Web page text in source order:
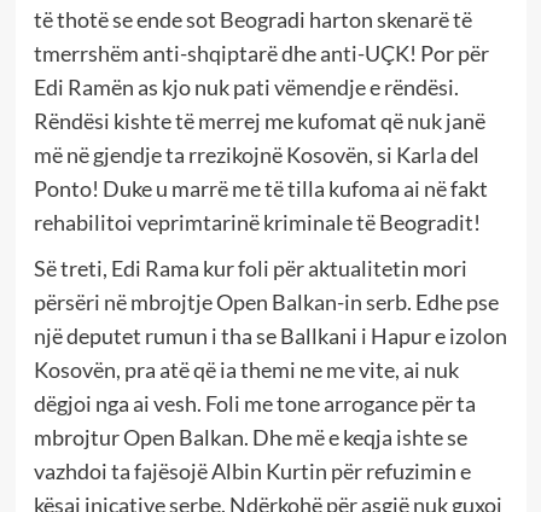
të thotë se ende sot Beogradi harton skenarë të
tmerrshëm anti-shqiptarë dhe anti-UÇK! Por për
Edi Ramën as kjo nuk pati vëmendje e rëndësi.
Rëndësi kishte të merrej me kufomat që nuk janë
më në gjendje ta rrezikojnë Kosovën, si Karla del
Ponto! Duke u marrë me të tilla kufoma ai në fakt
rehabilitoi veprimtarinë kriminale të Beogradit!
Së treti, Edi Rama kur foli për aktualitetin mori
përsëri në mbrojtje Open Balkan-in serb. Edhe pse
një deputet rumun i tha se Ballkani i Hapur e izolon
Kosovën, pra atë që ia themi ne me vite, ai nuk
dëgjoi nga ai vesh. Foli me tone arrogance për ta
mbrojtur Open Balkan. Dhe më e keqja ishte se
vazhdoi ta fajësojë Albin Kurtin për refuzimin e
kësaj inicative serbe. Ndërkohë për asgjë nuk guxoi